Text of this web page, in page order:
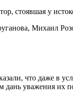
стоявшая у
Михаил
что даже в
дань уважения их